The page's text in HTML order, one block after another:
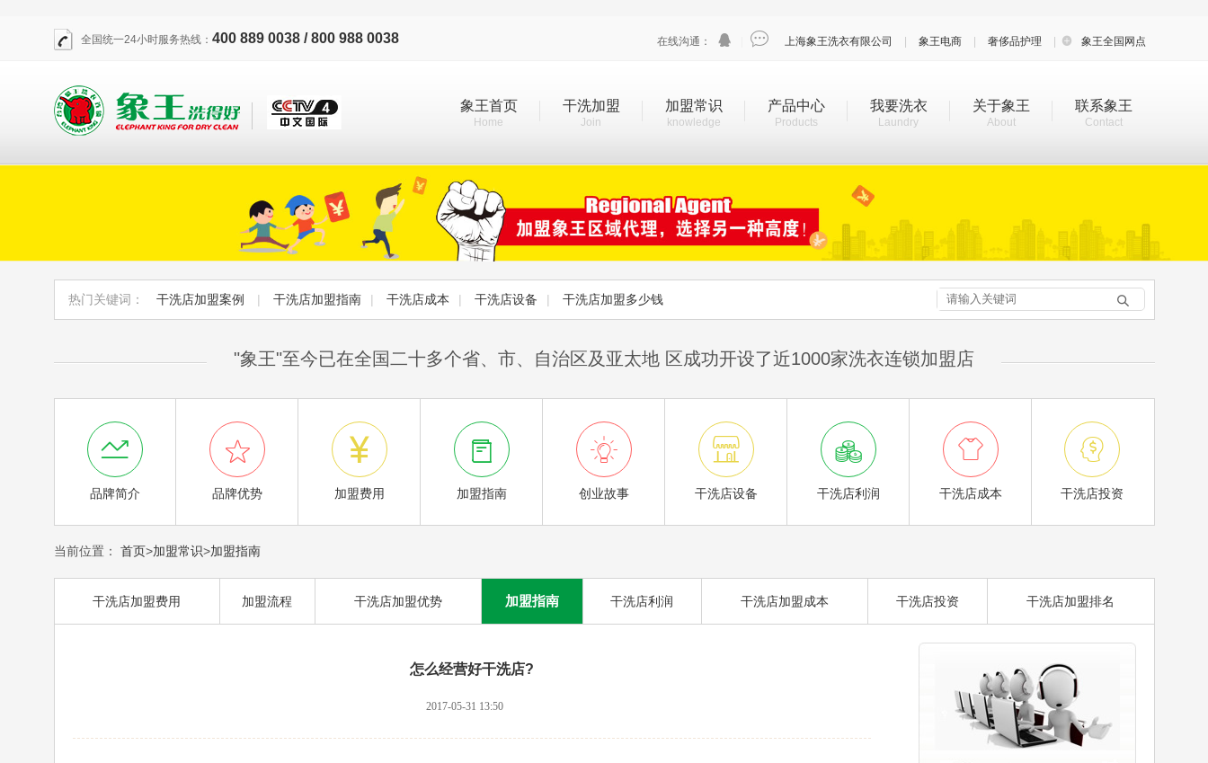
全国统一24小时服务热线： 400 889 0038 / 800 988 0038 在线沟通：   上海象王洗衣有限公司 象王电商 奢侈品护理  象王全国网点
象王首页
Home
干洗加盟
Join
加盟常识
knowledge
产品中心
Products
我要洗衣
Laundry
关于象王
About
联系象王
Contact
热门关键词： 干洗店加盟案例 | 干洗店加盟指南 | 干洗店成本 | 干洗店设备 | 干洗店加盟多少钱 
"象王"至今已在全国二十多个省、市、自治区及亚太地 区成功开设了近1000家洗衣连锁加盟店

品牌简介

品牌优势

加盟费用

加盟指南

创业故事

干洗店设备

干洗店利润

干洗店成本

干洗店投资
当前位置： 首页>加盟常识>加盟指南
干洗店加盟费用 加盟流程 干洗店加盟优势 加盟指南 干洗店利润 干洗店加盟成本 干洗店投资 干洗店加盟排名
怎么经营好干洗店?
2017-05-31 13:50